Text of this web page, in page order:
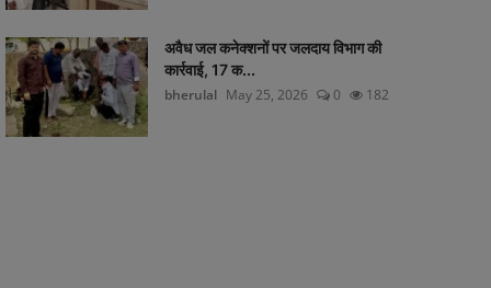
अवैध जल कनेक्शनों पर जलदाय विभाग की
कार्रवाई, 17 क...
bherulal May 25, 2026 0 182